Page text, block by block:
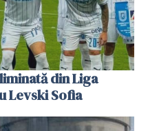
din Liga
Levski Sofia